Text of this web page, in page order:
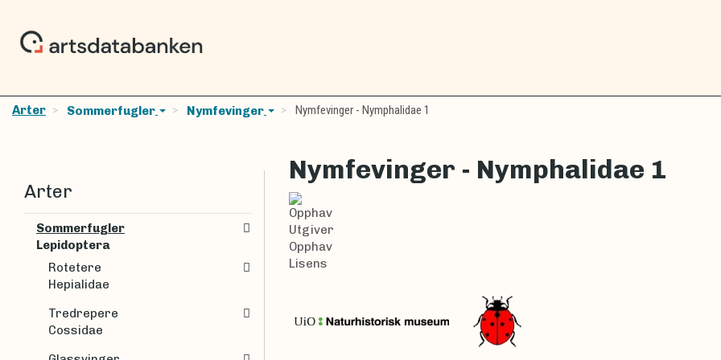
Arter Sommerfugler Nymfevinger Nymfevinger - Nymphalidae 1
Nymfevinger - Nymphalidae 1
Opphav
Utgiver
Opphav
Lisens
Arter
Sommerfugler
Lepidoptera
Rotetere
Hepialidae
Tredrepere
Cossidae